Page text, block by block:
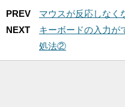
PREV
マウスが反応しな
NEXT
キーボードの入力が
処法②